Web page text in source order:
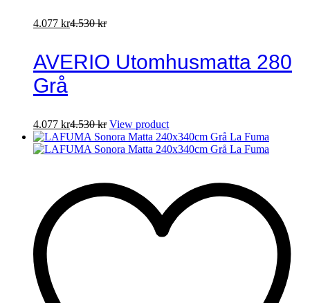
4.077 kr4.530kr
AVERIO Utomhusmatta 280
Grå
4.077 kr4.530kr View product